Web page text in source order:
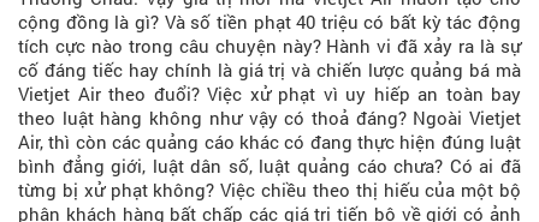
cộng đồng là gì? Và số tiền phạt 40 triệu có bất kỳ tác động
tích cực nào trong câu chuyện này? Hành vi đã xảy ra là sự
cố đáng tiếc hay chính là giá trị và chiến lược quảng bá mà
Vietjet Air theo đuổi? Việc xử phạt vì uy hiếp an toàn bay
theo luật hàng không như vậy có thoả đáng? Ngoài Vietjet
Air, thì còn các quảng cáo khác có đang thực hiện đúng luật
bình đẳng giới, luật dân số, luật quảng cáo chưa? Có ai đã
từng bị xử phạt không? Việc chiều theo thị hiếu của một bộ
phận khách hàng bất chấp các giá trị tiến bộ về giới có ảnh